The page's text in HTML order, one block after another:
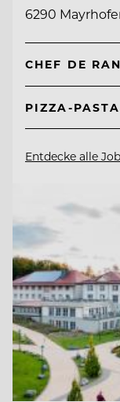
6290
CHEF DE
PIZZA-
Entdecke alle